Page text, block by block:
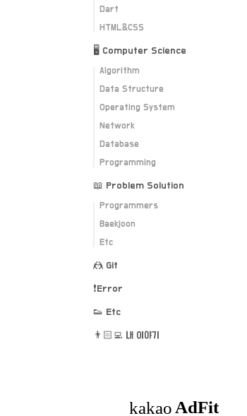
Dart
HTML&CSS
🖥 Computer Science
Algorithm
Data Structure
Operating System
Network
Database
Programming
📖 Problem Solution
Programmers
Baekjoon
Etc
🤼 Git
❗️Error
👟 Etc
👨🏻‍💻 내 이야기